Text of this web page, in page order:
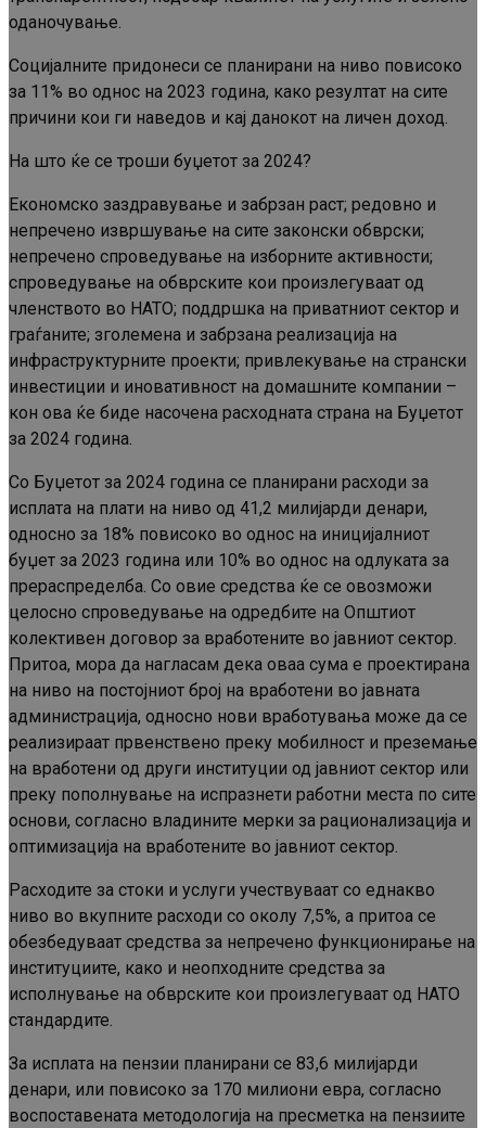
оданочување.
Социјалните придонеси се планирани на ниво повисоко
за 11% во однос на 2023 година, како резултат на сите
причини кои ги наведов и кај данокот на личен доход.
На што ќе се троши буџетот за 2024?
Економско заздравување и забрзан раст; редовно и
непречено извршување на сите законски обврски;
непречено спроведување на изборните активности;
спроведување на обврските кои произлегуваат од
членството во НАТО; поддршка на приватниот сектор и
граѓаните; зголемена и забрзана реализација на
инфраструктурните проекти; привлекување на странски
инвестиции и иновативност на домашните компании –
кон ова ќе биде насочена расходната страна на Буџетот
за 2024 година.
Со Буџетот за 2024 година се планирани расходи за
исплата на плати на ниво од 41,2 милијарди денари,
односно за 18% повисоко во однос на иницијалниот
буџет за 2023 година или 10% во однос на одлуката за
прераспределба. Со овие средства ќе се овозможи
целосно спроведување на одредбите на Општиот
колективен договор за вработените во јавниот сектор.
Притоа, мора да нагласам дека оваа сума е проектирана
на ниво на постојниот број на вработени во јавната
администрација, односно нови вработувања може да се
реализираат првенствено преку мобилност и преземање
на вработени од други институции од јавниот сектор или
преку пополнување на испразнети работни места по сите
основи, согласно владините мерки за рационализација и
оптимизација на вработените во јавниот сектор.
Расходите за стоки и услуги учествуваат со еднакво
ниво во вкупните расходи со околу 7,5%, а притоа се
обезбедуваат средства за непречено функционирање на
институциите, како и неопходните средства за
исполнување на обврските кои произлегуваат од НАТО
стандардите.
За исплата на пензии планирани се 83,6 милијарди
денари, или повисоко за 170 милиони евра, согласно
воспоставената методологија на пресметка на пензиите